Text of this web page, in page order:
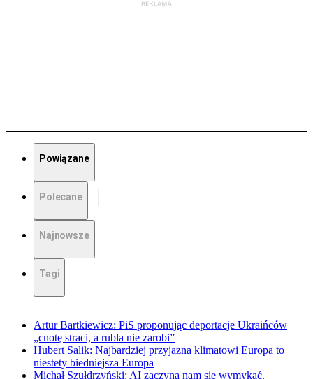
Powiązane
Polecane
Najnowsze
Tagi
Artur Bartkiewicz: PiS proponując deportacje Ukraińców
„cnotę straci, a rubla nie zarobi”
Hubert Salik: Najbardziej przyjazna klimatowi Europa to
niestety biedniejsza Europa
Michał Szułdrzyński: AI zaczyna nam się wymykać.